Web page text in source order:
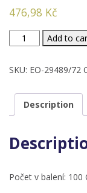
476,98 Kč
ZAKLÁDACÍ
ELCO
CLASSICO,
s
oknem
a
žlutá
Add to
SKU: EO-29489/72
Description
Počet v balení: 100